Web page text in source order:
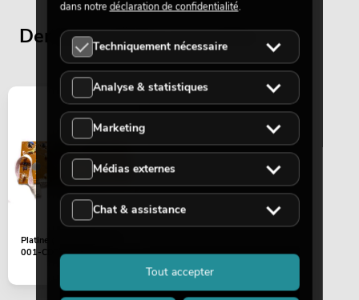
Derniers articles consultés
Platine (Control/Display)
001-CD250-A20
dans notre déclaration de confidentialité.
Techniquement nécessaire
Analyse & statistiques
Marketing
Médias externes
Chat & assistance
Tout accepter